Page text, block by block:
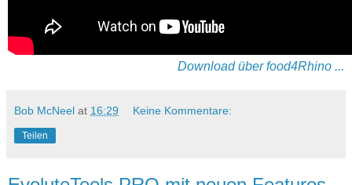
Download über food4Rhino ...
Bob McNeel at 16:29 Keine Kommentare:
Teilen